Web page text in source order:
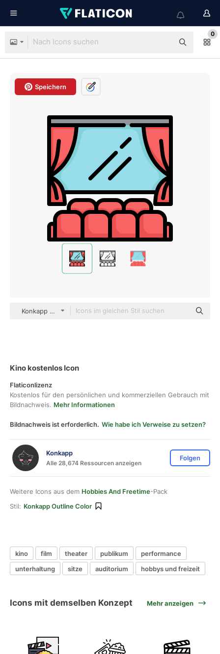
0
Speichern
Konkapp Outline Color
Kino kostenlos Icon
Flaticonlizenz
Kostenlos für den persönlichen und kommerziellen Gebrauch mit
Bildnachweis. Mehr Informationen
Bildnachweis ist erforderlich. Wie habe ich Verweise zu setzen?
Konkapp
Alle 28,674 Ressourcen anzeigen
Folgen
Weitere Icons aus dem Hobbies And Freetime-Pack
Stil: Konkapp Outline Color
kino film theater publikum
performance
unterhaltung
sitze auditorium hobbys und freizeit
Icons mit demselben Konzept Mehr anzeigen